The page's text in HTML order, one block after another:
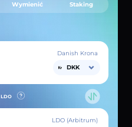
Wymienić Staking
Danish Krona
DKK
LDO
LDO (Arbitrum)